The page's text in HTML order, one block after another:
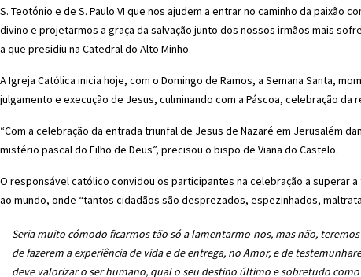
S. Teotónio e de S. Paulo VI que nos ajudem a entrar no caminho da paixão
divino e projetarmos a graça da salvação junto dos nossos irmãos mais
a que presidiu na Catedral do Alto Minho.
A Igreja Católica inicia hoje, com o Domingo de Ramos, a Semana Santa,
julgamento e execução de Jesus, culminando com a Páscoa, celebração da
“Com a celebração da entrada triunfal de Jesus de Nazaré em Jerusalém
mistério pascal do Filho de Deus”, precisou o bispo de Viana do Castelo.
O responsável católico convidou os participantes na celebração a superar
ao mundo, onde “tantos cidadãos são desprezados, espezinhados,
Seria muito cómodo ficarmos tão só a lamentarmo-nos, mas não,
de fazerem a experiência de vida e de entrega, no Amor, e de
deve valorizar o ser humano, qual o seu destino último e sobretudo